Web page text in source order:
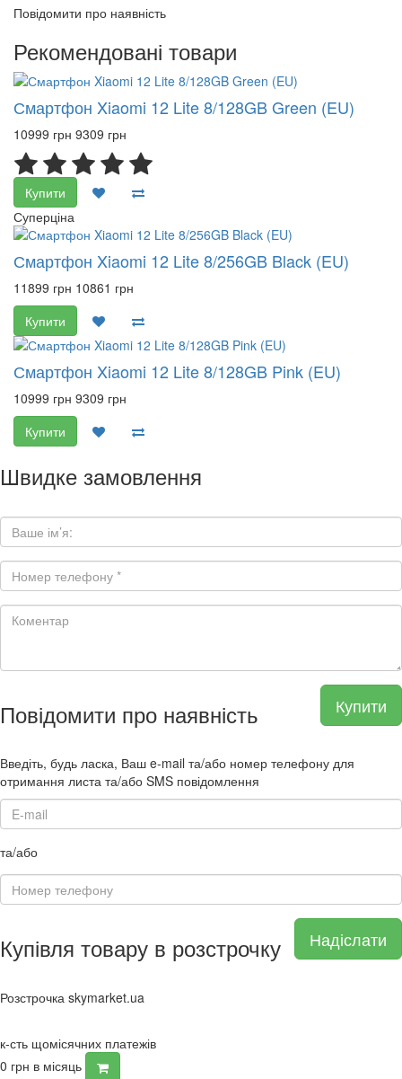
Повідомити про наявність
Рекомендовані товари
Смартфон Xiaomi 12 Lite 8/128GB Green (EU)
10999 грн 9309 грн
Купити
Суперціна
Смартфон Xiaomi 12 Lite 8/256GB Black (EU)
11899 грн 10861 грн
Купити
Смартфон Xiaomi 12 Lite 8/128GB Pink (EU)
10999 грн 9309 грн
Купити
Швидке замовлення
Купити
Повідомити про наявність
Введіть, будь ласка, Ваш e-mail та/або номер телефону для
отримання листа та/або SMS повідомлення
та/або
Надіслати
Купівля товару в розстрочку
Розстрочка skymarket.ua
к-сть щомісячних платежів
0 грн в місяць